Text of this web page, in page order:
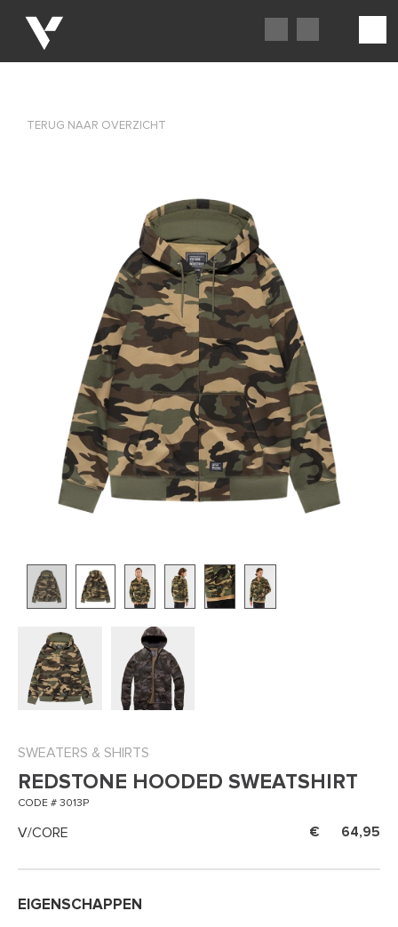
TERUG NAAR OVERZICHT
SWEATERS & SHIRTS
REDSTONE HOODED SWEATSHIRT
CODE # 3013P
V/CORE 64,95
EIGENSCHAPPEN